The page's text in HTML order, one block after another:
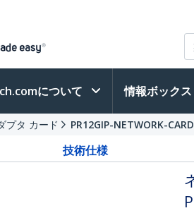
について 情報ボックス
プタ カード PR12GIP-NETWORK-CARD
技術仕様